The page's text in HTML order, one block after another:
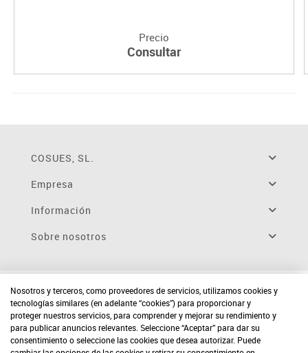
Precio
Consultar
COSUES, SL.
Empresa
Información
Sobre nosotros
Nosotros y terceros, como proveedores de servicios, utilizamos cookies y
tecnologías similares (en adelante “cookies”) para proporcionar y
proteger nuestros servicios, para comprender y mejorar su rendimiento y
para publicar anuncios relevantes. Seleccione “Aceptar” para dar su
consentimiento o seleccione las cookies que desea autorizar. Puede